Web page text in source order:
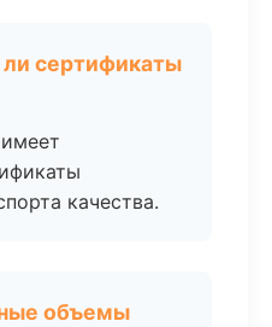
сертификаты
качества.
объемы